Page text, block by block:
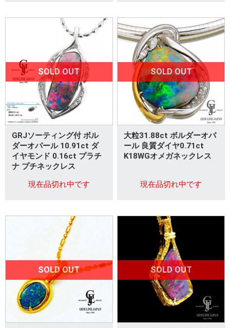
SOLD OUT
GRJソーティング付 ボル
ダーオパール 10.91ct ダ
イヤモンド 0.16ct プラチ
ナ プチネックレス
現在品切れ中です
SOLD OUT
大粒31.88ct ボルダーオパ
ール 良質ダイヤ0.71ct
K18WGオメガネックレス
現在品切れ中です
SOLD OUT SOLD OUT